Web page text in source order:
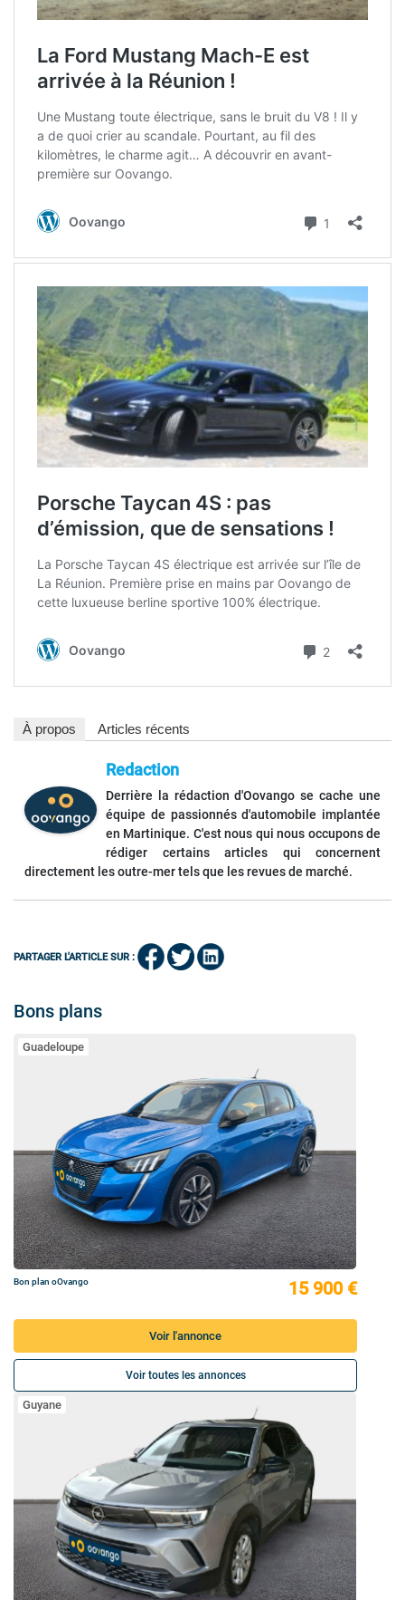
À propos Articles récents
Redaction
Derrière la rédaction d'Oovango se cache une
équipe de passionnés d'automobile implantée
en Martinique. C'est nous qui nous occupons de
rédiger certains articles qui concernent
directement les outre-mer tels que les revues de marché.
PARTAGER L'ARTICLE SUR :
Bons plans
Guadeloupe
Bon plan oOvango 15 900 €
Voir l'annonce
Voir toutes les annonces
Guyane